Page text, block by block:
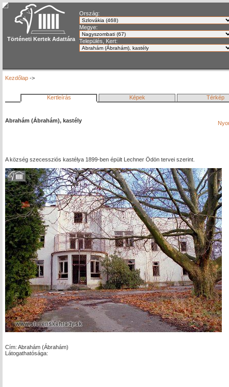
Történeti Kertek Adattára
Ország:
Megye:
Település, Kert:
Kezdőlap ->
Kertleírás Képek Térkép
Abrahám (Ábrahám), kastély
A község szecessziós kastélya 1899-ben épült Lechner Ödön tervei szerint.
Cím: Abrahám (Ábrahám)
Látogathatósága: